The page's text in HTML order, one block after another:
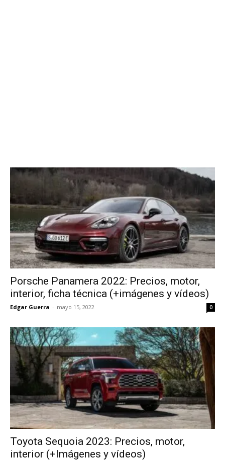
Porsche Panamera 2022: Precios, motor,
interior, ficha técnica (+imágenes y vídeos)
Edgar Guerra - mayo 15, 2022 0
Toyota Sequoia 2023: Precios, motor,
interior (+Imágenes y vídeos)